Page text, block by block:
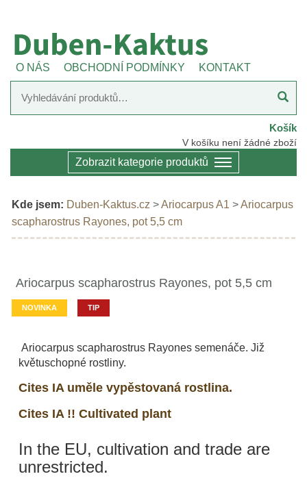
O NÁS OBCHODNÍ PODMÍNKY KONTAKT
Košík
V košíku není žádné zboží
Zobrazit kategorie produktů
Kde jsem: Duben-Kaktus.cz >Ariocarpus A1 >Ariocarpus
scapharostrus Rayones, pot 5,5 cm
Ariocarpus scapharostrus Rayones, pot 5,5 cm
NOVINKA TIP
Ariocarpus scapharostrus Rayones semenáče. Již
květuschopné rostliny.
Cites IA uměle vypěstovaná rostlina.
Cites IA !! Cultivated plant
In the EU, cultivation and trade are
unrestricted.